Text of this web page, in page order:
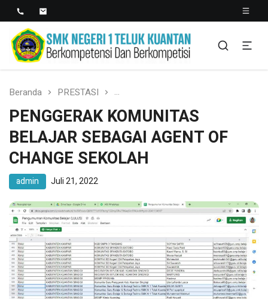
SMK NEGERI 1 TELUK
KUANTAN
Berkopetensi Dan Berkompetisi
Beranda PRESTASI PENGGERAK KOMUNITAS
PENGGERAK KOMUNITAS
BELAJAR SEBAGAI AGENT OF
CHANGE SEKOLAH
admin Juli 21, 2022